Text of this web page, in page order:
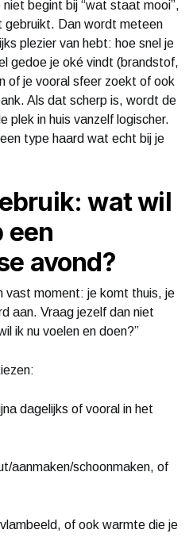
begint bij “wat staat mooi”,
gebruikt. Dan wordt meteen
plezier van hebt: hoe snel je
gedoe je oké vindt (brandstof,
of je vooral sfeer zoekt of ook
Als dat scherp is, wordt de
plek in huis vanzelf logischer.
type haard wat echt bij je
wat wil
een
avond?
vast moment: je komt thuis, je
aan. Vraag jezelf dan niet
ik nu voelen en doen?”
dagelijks of vooral in het
aanmaken/schoonmaken, of
of ook warmte die je